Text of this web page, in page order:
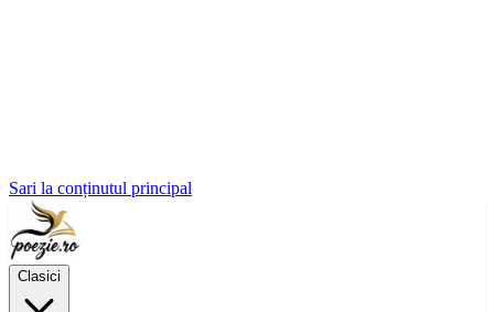
Sari la conținutul principal
Clasici